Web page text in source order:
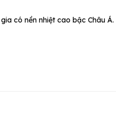
có nền nhiệt cao bậc Châu